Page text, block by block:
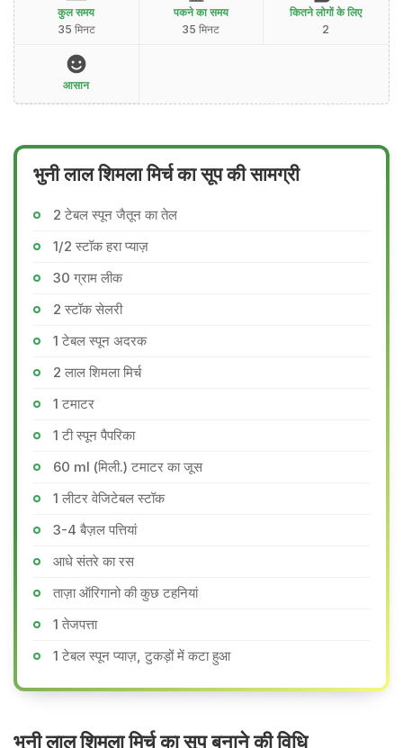
कुल समय
35 मिनट
पकने का समय
35 मिनट
कितने लोगों के लिए
2
आसान
भुनी लाल शिमला मिर्च का सूप की सामग्री
2 टेबल स्पून जैतून का तेल
1/2 स्टॉक हरा प्याज़
30 ग्राम लीक
2 स्टॉक सेलरी
1 टेबल स्पून अदरक
2 लाल शिमला मिर्च
1 टमाटर
1 टी स्पून पैपरिका
60 ml (मिली.) टमाटर का जूस
1 लीटर वेजिटेबल स्टॉक
3-4 बैज़ल पत्तियां
आधे संतरे का रस
ताज़ा ऑरिगानो की कुछ टहनियां
1 तेजपत्ता
1 टेबल स्पून प्याज़, टुकड़ों में कटा हुआ
भुनी लाल शिमला मिर्च का सूप बनाने की वि​धि